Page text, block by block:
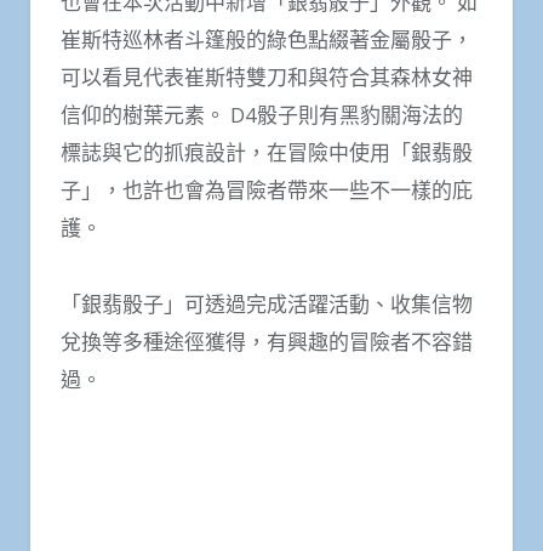
崔斯特巡林者斗篷般的綠色點綴著金屬骰子，
可以看見代表崔斯特雙刀和與符合其森林女神
信仰的樹葉元素。 D4骰子則有黑豹關海法的
標誌與它的抓痕設計，在冒險中使用「銀翡骰
子」，也許也會為冒險者帶來一些不一樣的庇
護。
「銀翡骰子」可透過完成活躍活動、收集信物
兌換等多種途徑獲得，有興趣的冒險者不容錯
過。